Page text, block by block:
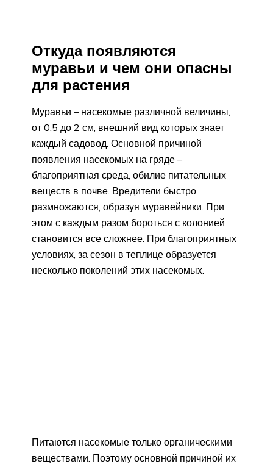
Откуда появляются
муравьи и чем они опасны
для растения
Муравьи – насекомые различной величины,
от 0,5 до 2 см, внешний вид которых знает
каждый садовод. Основной причиной
появления насекомых на гряде –
благоприятная среда, обилие питательных
веществ в почве. Вредители быстро
размножаются, образуя муравейники. При
этом с каждым разом бороться с колонией
становится все сложнее. При благоприятных
условиях, за сезон в теплице образуется
несколько поколений этих насекомых.
Питаются насекомые только органическими
веществами. Поэтому основной причиной их